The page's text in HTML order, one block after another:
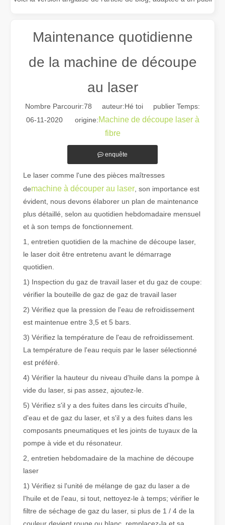
Guide 2026 : Comment les machines de découpe de tubes au laser à fibre révolutionnent la fabrication de tuyaux
Guide 2026 : Comment les machines de découpe de tubes au
Qu'est-ce que la découpe laser de tubes ?
La découpe laser de tubes est une technologie clé dans une
La découpe laser du métal est une méthode de précision
Maintenance quotidienne
de la machine de découpe
au laser
Nombre Parcourir:78 auteur:Hé toi publier Temps:
06-11-2020 origine:Machine de découpe laser à
fibre
enquête
Le laser comme l'une des pièces maîtresses
demachine à découper au laser , son importance est
évident, nous devons élaborer un plan de maintenance
plus détaillé, selon au quotidien hebdomadaire mensuel
et à son temps de fonctionnement.
1, entretien quotidien de la machine de découpe laser,
le laser doit être entretenu avant le démarrage
quotidien.
1) Inspection du gaz de travail laser et du gaz de coupe:
vérifier la bouteille de gaz de gaz de travail laser
2) Vérifiez que la pression de l'eau de refroidissement
est maintenue entre 3,5 et 5 bars.
3) Vérifiez la température de l'eau de refroidissement.
La température de l'eau requis par le laser sélectionné
est préféré.
4) Vérifier la hauteur du niveau d'huile dans la pompe à
vide du laser, si pas assez, ajoutez-le.
5) Vérifiez s'il y a des fuites dans les circuits d'huile,
d'eau et de gaz du laser, et s'il y a des fuites dans les
composants pneumatiques et les joints de tuyaux de la
pompe à vide et du résonateur.
2, entretien hebdomadaire de la machine de découpe
laser
1) Vérifiez si l'unité de mélange de gaz du laser a de
l'huile et de l'eau, si tout, nettoyez-le à temps; vérifier le
filtre de séchage de gaz du laser, si plus de 1 / 4 de la